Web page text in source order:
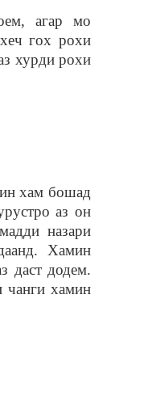
агар мо
гох рохи
хурди рохи
хам бошад
аз он
назари
Хамин
даст додем.
чанги хамин